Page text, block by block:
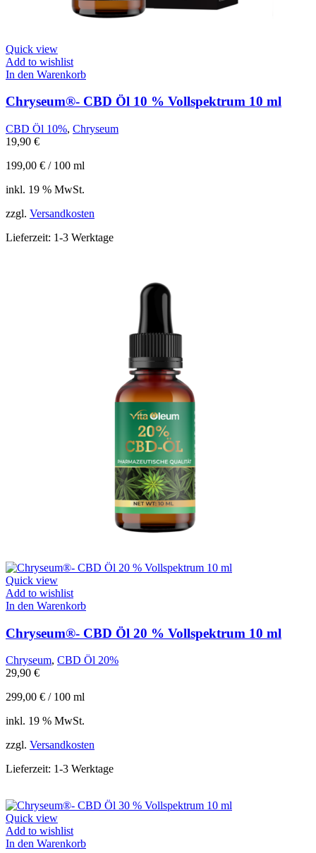
Quick view
Add to wishlist
In den Warenkorb
Chryseum®- CBD Öl 10 % Vollspektrum 10 ml
CBD Öl 10%, Chryseum
19,90 €
199,00 € / 100 ml
inkl. 19 % MwSt.
zzgl. Versandkosten
Lieferzeit: 1-3 Werktage
Quick view
Add to wishlist
In den Warenkorb
Chryseum®- CBD Öl 20 % Vollspektrum 10 ml
Chryseum, CBD Öl 20%
29,90 €
299,00 € / 100 ml
inkl. 19 % MwSt.
zzgl. Versandkosten
Lieferzeit: 1-3 Werktage
Quick view
Add to wishlist
In den Warenkorb